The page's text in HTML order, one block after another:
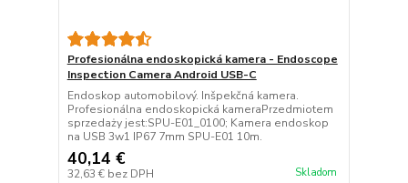
Profesionálna endoskopická kamera - Endoscope
Inspection Camera Android USB-C
Endoskop automobilový. Inšpekčná kamera.
Profesionálna endoskopická kameraPrzedmiotem
sprzedaży jest:SPU-E01_0100; Kamera endoskop
na USB 3w1 IP67 7mm SPU-E01 10m.
40,14 €
32,63 € bez DPH Skladom